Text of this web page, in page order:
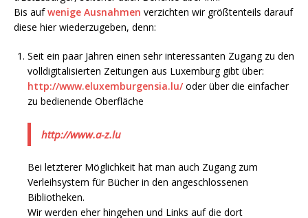
Bis aufwenige Ausnahmen verzichten wir größtenteils darauf
diese hier wiederzugeben, denn:
Seit ein paar Jahren einen sehr interessanten Zugang zu den
volldigitalisierten Zeitungen aus Luxemburg gibt über:
http://www.eluxemburgensia.lu/oder über die einfacher
zu bedienende Oberfläche
http://www.a-z.lu
Bei letzterer Möglichkeit hat man auch Zugang zum
Verleihsystem für Bücher in den angeschlossenen
Bibliotheken.
Wir werden eher hingehen und Links auf die dort